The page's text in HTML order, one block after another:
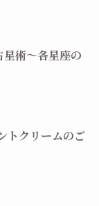
術〜各星座の
トクリームのご